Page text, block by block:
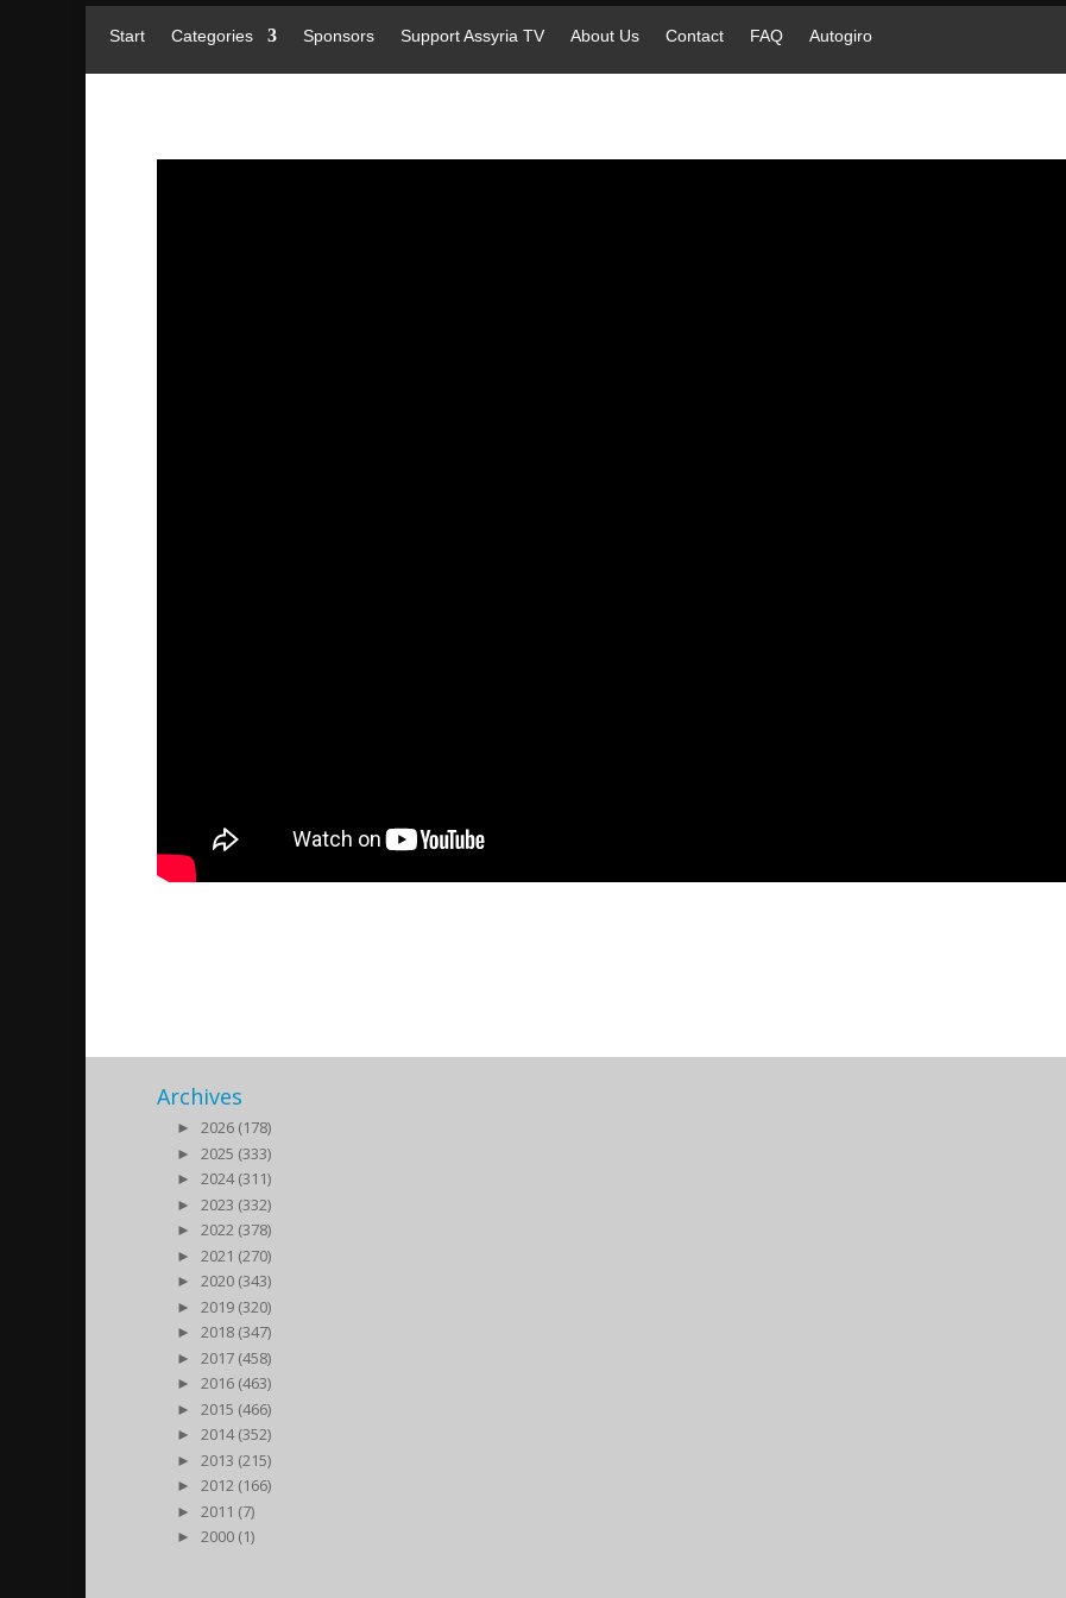
Start Categories Sponsors Support Assyria TV About Us Contact FAQ Autogiro
Archives
►
2026 (178)
►
2025 (333)
►
2024 (311)
►
2023 (332)
►
2022 (378)
►
2021 (270)
►
2020 (343)
►
2019 (320)
►
2018 (347)
►
2017 (458)
►
2016 (463)
►
2015 (466)
►
2014 (352)
►
2013 (215)
►
2012 (166)
►
2011 (7)
►
2000 (1)